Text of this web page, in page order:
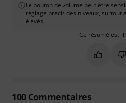
Le bouton de volume peut être
réglage précis des niveaux, surtout
élevés.
Ce résumé est-il
100Commentaires